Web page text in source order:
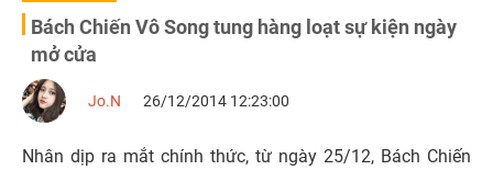
Bách Chiến Vô Song tung hàng loạt sự kiện ngày
mở cửa
Jo.N 26/12/2014 12:23:00
Nhân dịp ra mắt chính thức, từ ngày 25/12, Bách Chiến